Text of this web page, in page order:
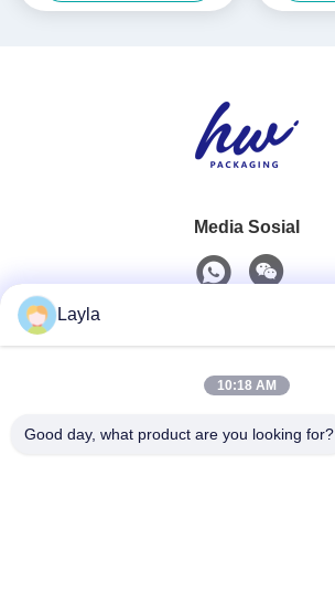
Media Sosial
0086-18688885859
Layla
10:18 AM
Good day, what product are you looking for?